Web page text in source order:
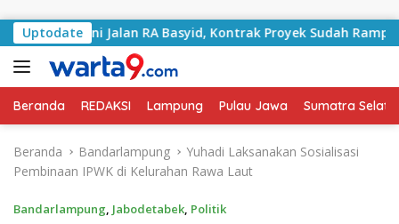
Uptodate
Jalan RA Basyid, Kontrak Proyek Sudah Rampung
Beranda REDAKSI Lampung Pulau Jawa Sumatra
Beranda Bandarlampung
Yuhadi Laksanakan Sosialisasi
Pembinaan IPWK di Kelurahan Rawa Laut
Bandarlampung, Jabodetabek, Politik